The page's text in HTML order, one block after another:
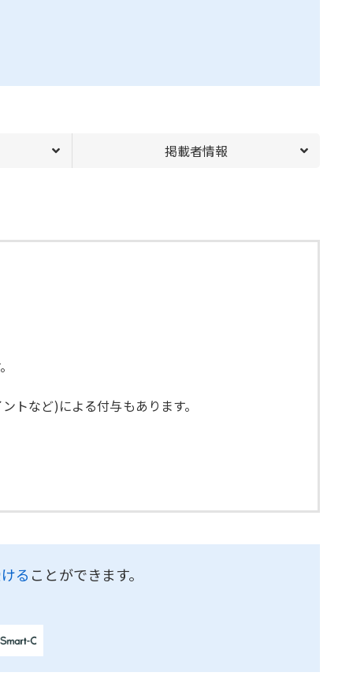
掲載者情報
トなど)による付与もあります。
る ことができます。